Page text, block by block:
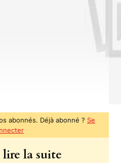
abonnés. Déjà abonné ? Se
la suite